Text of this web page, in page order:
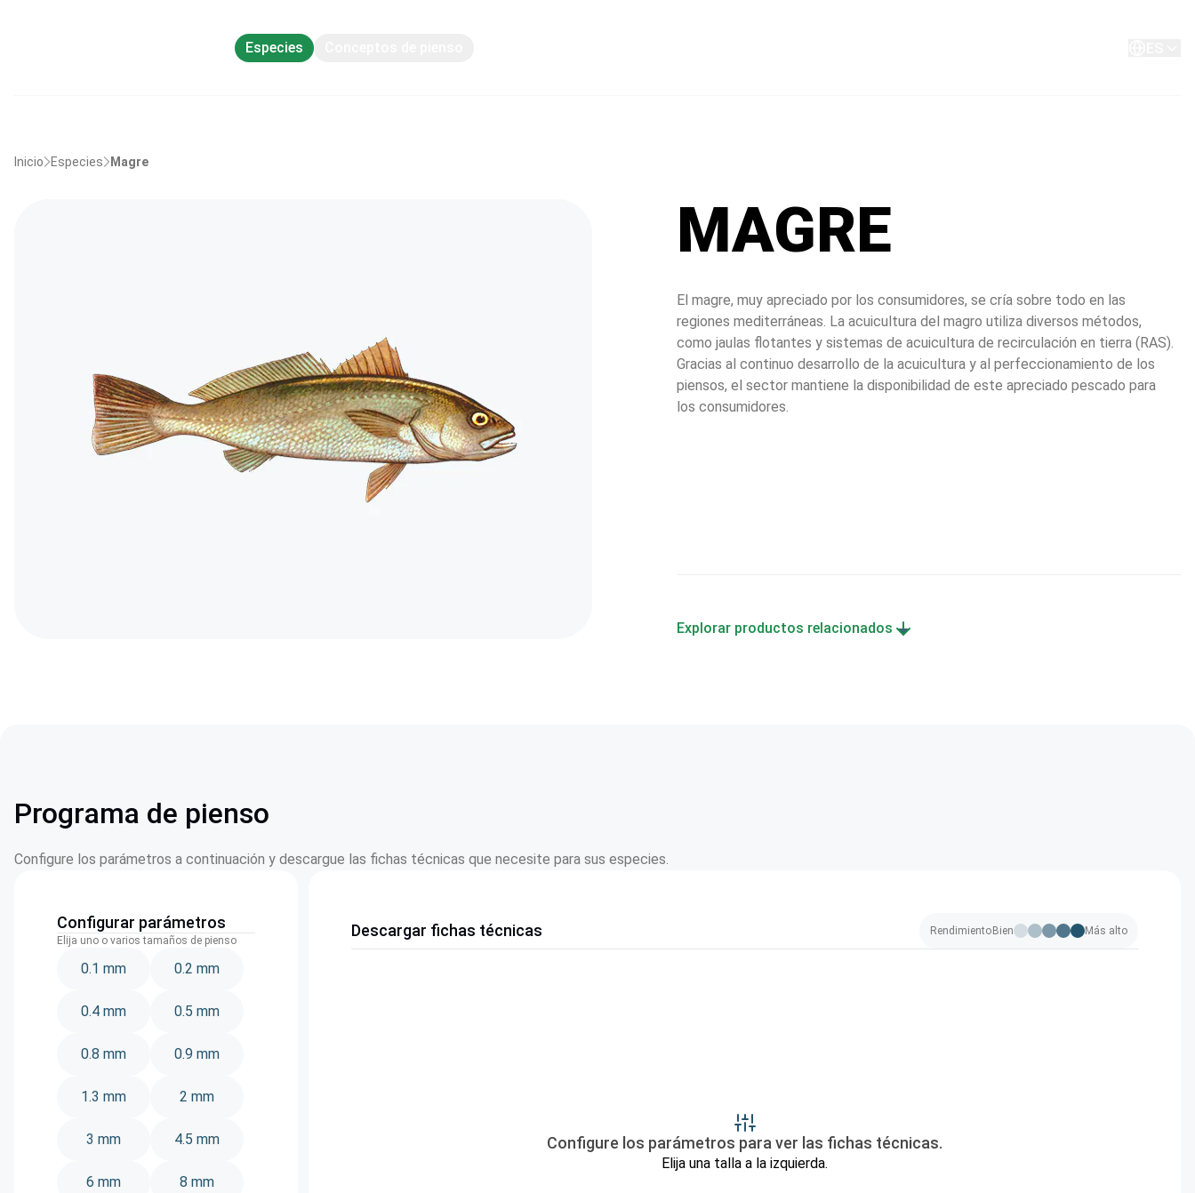
Especies
Inicio Especies Magre
MAGRE
El magre, muy apreciado por los consumidores, se cría sobre todo en las
regiones mediterráneas. La acuicultura del magro utiliza diversos métodos,
como jaulas flotantes y sistemas de acuicultura de recirculación en tierra (RAS).
Gracias al continuo desarrollo de la acuicultura y al perfeccionamiento de los
piensos, el sector mantiene la disponibilidad de este apreciado pescado para
los consumidores.
Explorar productos relacionados
Programa de pienso
Configure los parámetros a continuación y descargue las fichas técnicas que necesite para sus especies.
Configurar parámetros
Elija uno o varios tamaños de pienso
0.1 mm 0.2 mm
0.4 mm 0.5 mm
0.8 mm 0.9 mm
1.3 mm 2 mm
3 mm 4.5 mm
6 mm 8 mm
Descargar fichas técnicas Rendimiento Bien Más alto
Configure los parámetros para ver las fichas técnicas.
Elija una talla a la izquierda.